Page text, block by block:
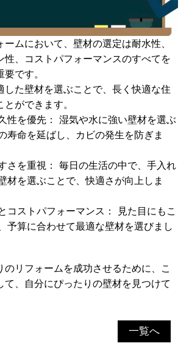
ムにおいて、壁材の選定は耐水性、
性、コストパフォーマンスのすべてを
です。
した壁材を選ぶことで、長く快適な住
ができます。
性を優先： 湿気や水に強い壁材を選ぶ
寿命を延ばし、カビの発生を防ぎま
さを重視： 毎日の生活の中で、手入れ
材を選ぶことで、快適さが向上しま
コストパフォーマンス ： 見た目にもこ
予算に合わせて最適な壁材を選びまし
のリフォームを成功させるために、こ
て、自分にぴったりの壁材を見つけて
一覧へ